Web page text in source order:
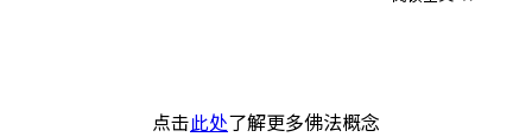
点击此处了解更多佛法概念